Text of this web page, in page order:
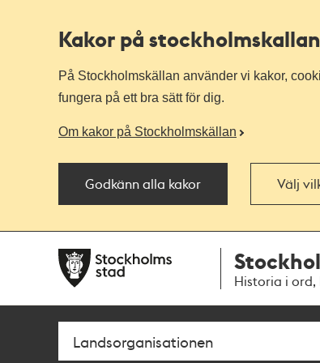
Kakor på stockholmskallan
På Stockholmskällan använder vi kakor,
fungera på ett bra sätt för dig.
Om kakor på Stockholmskällan
Godkänn alla kakor Välj
navigationen
huvudinnehållet
Historia i ord,
Sök